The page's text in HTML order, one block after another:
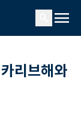
menu
리브해와